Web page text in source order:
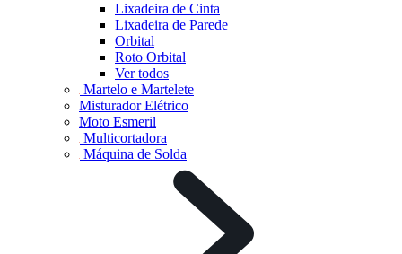
Lixadeira de Cinta
Lixadeira de Parede
Orbital
Roto Orbital
Ver todos
Martelo e Martelete
Misturador Elétrico
Moto Esmeril
Multicortadora
Máquina de Solda